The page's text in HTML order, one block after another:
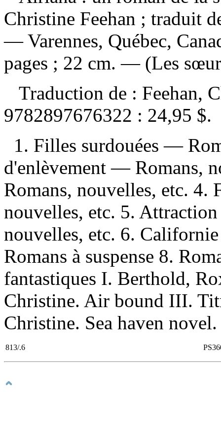
Christine Feehan ; traduit
— Varennes, Québec,
pages ; 22 cm. — (Les
Traduction de : Feehan,
9782897676322 : 24,95 $.
1. Filles surdouées —
d'enlèvement — Romans,
Romans, nouvelles, etc. 4.
nouvelles, etc. 5.
nouvelles, etc. 6.
Romans à suspense 8.
fantastiques I. Berthold,
Christine. Air bound III.
Christine. Sea haven
813/.6